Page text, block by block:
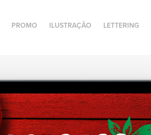
PROMO ILUSTRAÇÃO LETTERING